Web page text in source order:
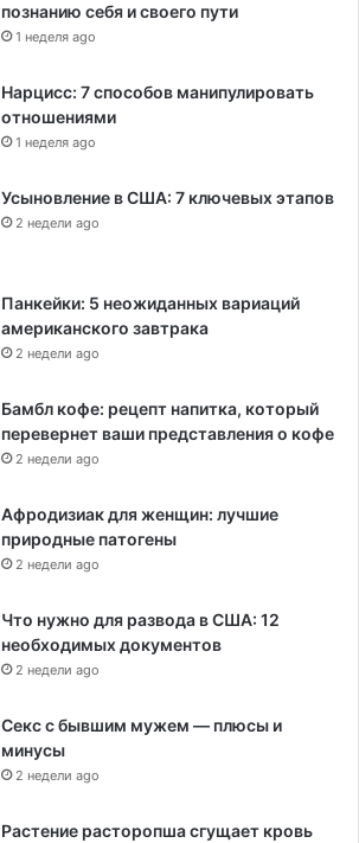
познанию себя и своего пути
1 неделя ago
Нарцисс: 7 способов манипулировать
отношениями
1 неделя ago
Усыновление в США: 7 ключевых этапов
2 недели ago
Панкейки: 5 неожиданных вариаций
американского завтрака
2 недели ago
Бамбл кофе: рецепт напитка, который
перевернет ваши представления о кофе
2 недели ago
Афродизиак для женщин: лучшие
природные патогены
2 недели ago
Что нужно для развода в США: 12
необходимых документов
2 недели ago
Секс с бывшим мужем — плюсы и
минусы
2 недели ago
Растение расторопша сгущает кровь